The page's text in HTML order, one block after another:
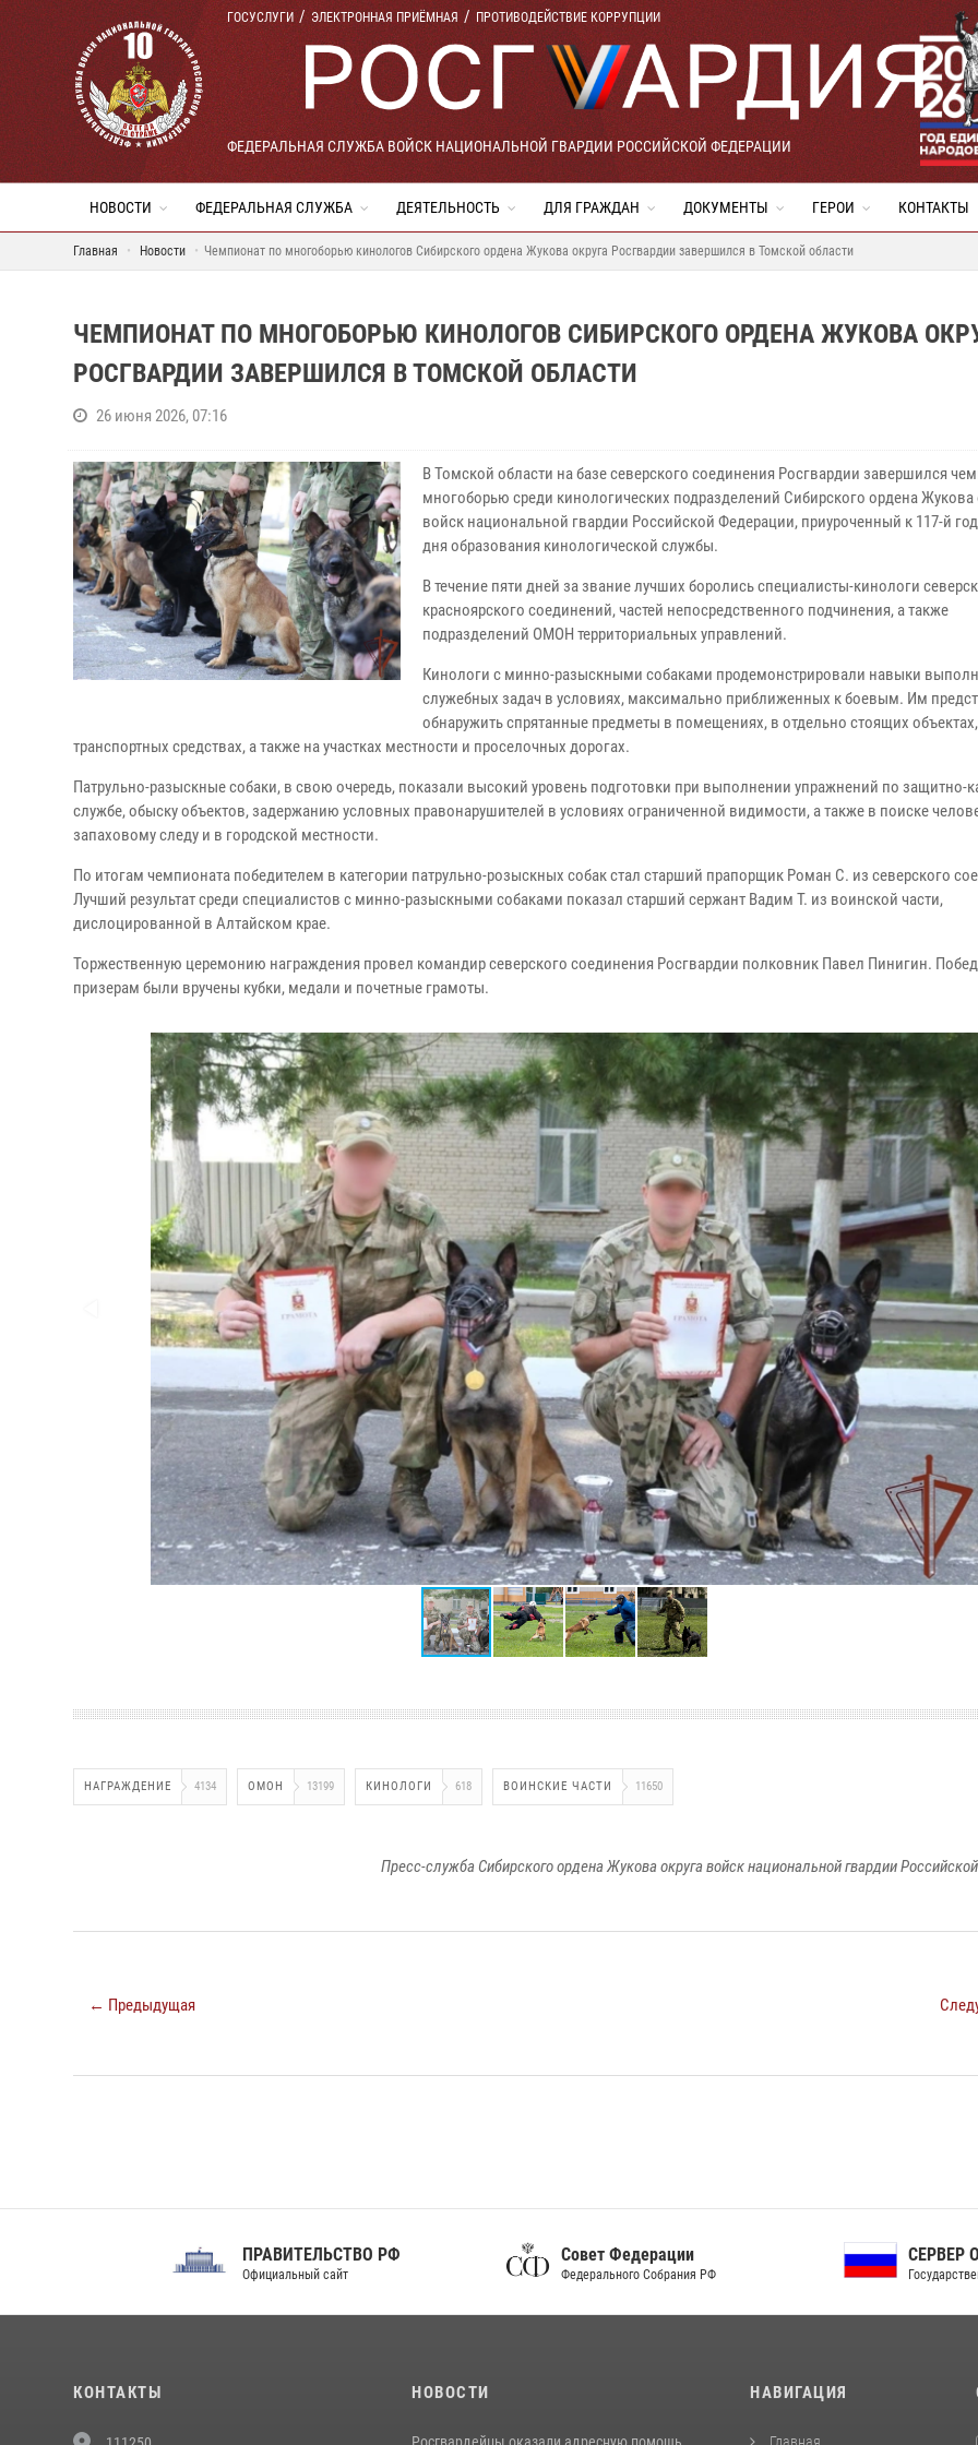
ГОСУСЛУГИ ЭЛЕКТРОННАЯ ПРИЁМНАЯ ПРОТИВОДЕЙСТВИЕ КОРРУПЦИИ
ФЕДЕРАЛЬНАЯ СЛУЖБА ВОЙСК НАЦИОНАЛЬНОЙ ГВАРДИИ РОССИЙСКОЙ ФЕДЕРАЦИИ
НОВОСТИ ФЕДЕРАЛЬНАЯ СЛУЖБА ДЕЯТЕЛЬНОСТЬ ДЛЯ ГРАЖДАН ДОКУМЕНТЫ ГЕРОИ КОНТАКТЫ
Главная Новости Чемпионат по многоборью кинологов Сибирского ордена Жукова округа Росгвардии завершился в Томской области
ЧЕМПИОНАТ ПО МНОГОБОРЬЮ КИНОЛОГОВ СИБИРСКОГО ОРДЕНА ЖУКОВА
РОСГВАРДИИ ЗАВЕРШИЛСЯ В ТОМСКОЙ ОБЛАСТИ
26 июня 2026, 07:16
В Томской области на базе северского соединения Росгвардии завершился
многоборью среди кинологических подразделений Сибирского ордена Жукова
войск национальной гвардии Российской Федерации, приуроченный к 117-й
дня образования кинологической службы.
В течение пяти дней за звание лучших боролись специалисты-кинологи
красноярского соединений, частей непосредственного подчинения, а также
подразделений ОМОН территориальных управлений.
Кинологи с минно-разыскными собаками продемонстрировали навыки
служебных задач в условиях, максимально приближенных к боевым. Им
обнаружить спрятанные предметы в помещениях, в отдельно стоящих
транспортных средствах, а также на участках местности и проселочных дорогах.
Патрульно-разыскные собаки, в свою очередь, показали высокий уровень подготовки при выполнении упражнений по защитно-
службе, обыску объектов, задержанию условных правонарушителей в условиях ограниченной видимости, а также в поиске
запаховому следу и в городской местности.
По итогам чемпионата победителем в категории патрульно-розыскных собак стал старший прапорщик Роман С. из северского
Лучший результат среди специалистов с минно-разыскными собаками показал старший сержант Вадим Т. из воинской части,
дислоцированной в Алтайском крае.
Торжественную церемонию награждения провел командир северского соединения Росгвардии полковник Павел Пинигин.
призерам были вручены кубки, медали и почетные грамоты.
НАГРАЖДЕНИЕ 4134 ОМОН 13199 КИНОЛОГИ 618 ВОИНСКИЕ ЧАСТИ 11650
Пресс-служба Сибирского ордена Жукова округа войск национальной гвардии
← Предыдущая
ПРАВИТЕЛЬСТВО РФ
Официальный сайт
Совет Федерации
Федерального Собрания РФ
СЕРВЕР ОРГАНОВ
Государственной власти РФ
КОНТАКТЫ НОВОСТИ НАВИГАЦИЯ